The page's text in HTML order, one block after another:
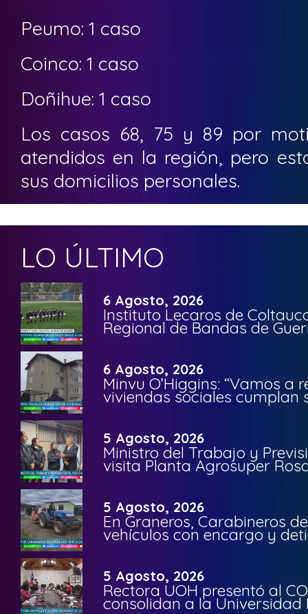
Peumo: 1 caso
Coinco: 1 caso
Doñihue: 1 caso
Los casos 68, 75 y 89 por
atendidos en la región, pero
sus domicilios personales.
LO ÚLTIMO
6 Agosto, 2026
Instituto Lecaros de
Regional de Bandas de
6 Agosto, 2026
Minvu O’Higgins: “Vamos a
viviendas sociales cumplan
5 Agosto, 2026
Ministro del Trabajo y
visita Planta Agrosuper
5 Agosto, 2026
En Graneros, Carabineros
vehículos con encargo y
5 Agosto, 2026
Rectora UOH presentó al
consolidan a la Universidad